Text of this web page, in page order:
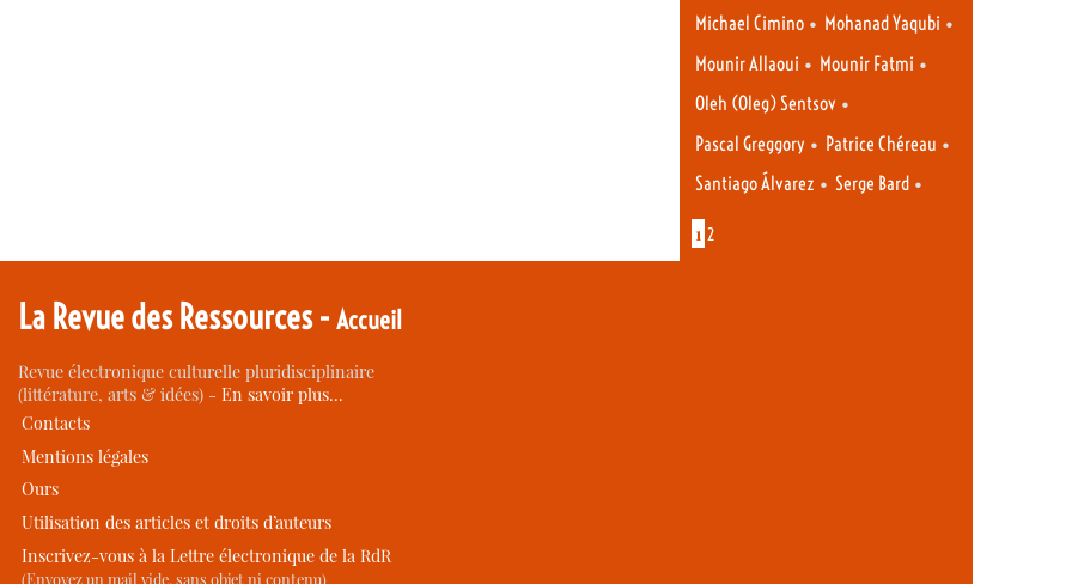
Michael Cimino • Mohanad Yaqubi •
Mounir Allaoui • Mounir Fatmi •
Oleh (Oleg) Sentsov •
Pascal Greggory • Patrice Chéreau •
Santiago Álvarez • Serge Bard •
1 2
La Revue des Ressources -Accueil
Revue électronique culturelle pluridisciplinaire
(littérature, arts & idées) -En savoir plus…
Contacts
Mentions légales
Ours
Utilisation des articles et droits d’auteurs
Inscrivez-vous à la Lettre électronique de la RdR
(Envoyez un mail vide, sans objet ni contenu)